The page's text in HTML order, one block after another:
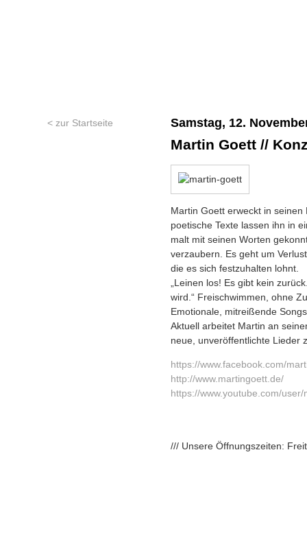
< zur Startseite Samstag, 12.
Martin Goett //
Martin Goett erweckt in
poetische Texte lassen ihn in
malt mit seinen Worten
verzaubern. Es geht um
die es sich festzuhalten lohnt.
„Leinen los! Es gibt kein
wird.“ Freischwimmen, ohne
Emotionale, mitreißende
Aktuell arbeitet Martin an
neue, unveröffentlichte Lieder
https://www.facebook.com/
http://www.martingoett.de/
https://www.youtube.com/user/
/// Unsere Öffnungszeiten: